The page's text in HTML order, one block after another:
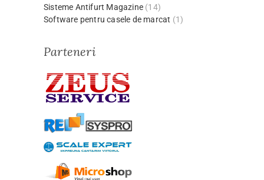
Sisteme Antifurt Magazine (14)
Software pentru casele de marcat (1)
Parteneri